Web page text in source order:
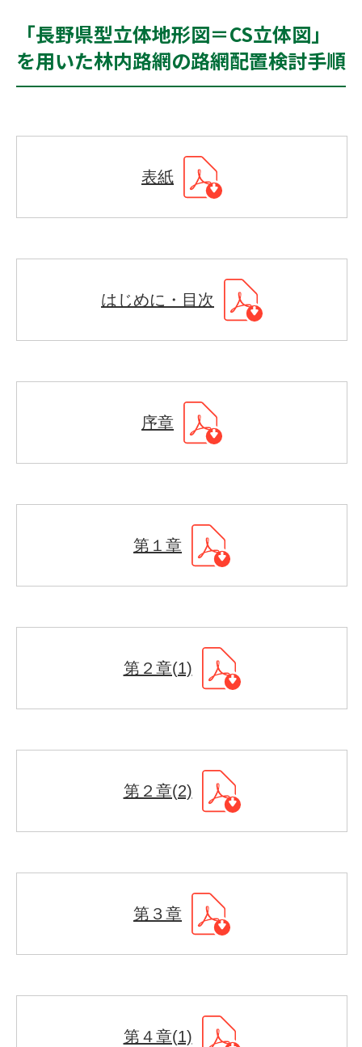
「長野県型立体地形図＝CS立体図」
を用いた林内路網の路網配置検討手順
表紙
はじめに・目次
序章
第１章
第２章(1)
第２章(2)
第３章
第４章(1)